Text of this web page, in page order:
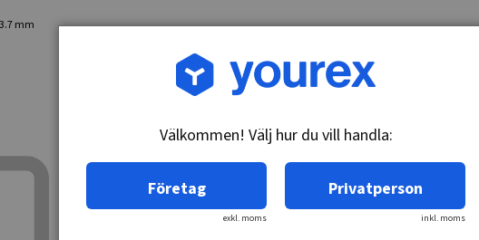
mm
Artikelnr: 45-051-0030
Remskiva 17x59.6x23.7
Välkommen! Välj hur du vill handla:
Företag
exkl. moms
Privatperson
inkl. moms